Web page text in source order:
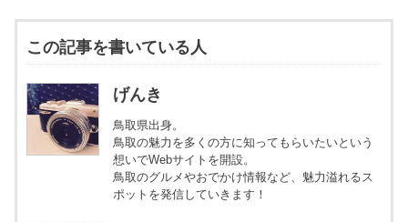
この記事を書いている人
げんき
鳥取県出身。
鳥取の魅力を多くの方に知ってもらいたいという
想いでWebサイトを開設。
鳥取のグルメやおでかけ情報など、魅力溢れるス
ポットを発信していきます！